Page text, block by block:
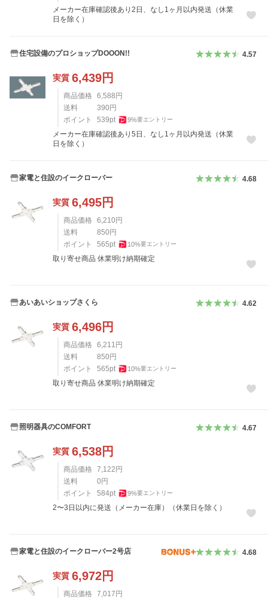
メーカー在庫確認後あり2日、なし1ヶ月以内発送（休業
日を除く）
住宅設備のプロショップDOOON!! 4.57
実質 6,439円
商品価格 6,588円
送料
390円
ポイント
539pt 9%要エントリー
メーカー在庫確認後あり5日、なし1ヶ月以内発送（休業
日を除く）
家電と住設のイークローバー 4.68
実質 6,495円
商品価格 6,210円
送料
850円
ポイント
565pt 10%要エントリー
取り寄せ商品 休業明け納期確定
あいあいショップさくら 4.62
実質 6,496円
商品価格 6,211 円
送料
850円
ポイント
565pt 10%要エントリー
取り寄せ商品 休業明け納期確定
照明器具のCOMFORT 4.67
実質 6,538円
商品価格 7,122円
送料
0円
ポイント
584pt 9%要エントリー
2〜3日以内に発送（メーカー在庫）（休業日を除く）
家電と住設のイークローバー2号店 4.68
実質 6,972円
商品価格 7,017円